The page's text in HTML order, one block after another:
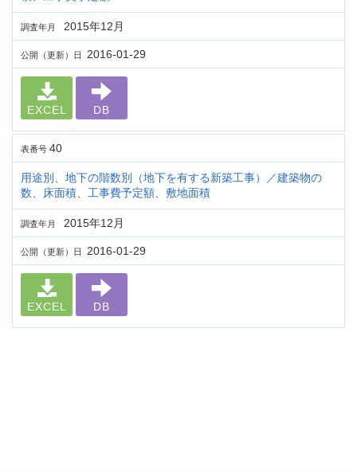
調査年月 2015年12月
公開（更新）日 2016-01-29
EXCEL DB
表番号 40
用途別、地下の階数別（地下を有する新築工事）／建築物の
数、床面積、工事費予定額、敷地面積
調査年月 2015年12月
公開（更新）日 2016-01-29
EXCEL DB